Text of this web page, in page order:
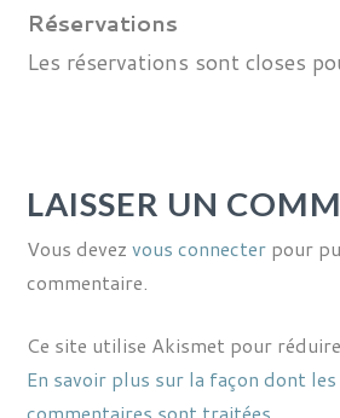
Réservations
Les réservations sont closes
LAISSER UN
Vous devezvous connecter pour
commentaire.
Ce site utilise Akismet pour
En savoir plus sur la façon dont les
commentaires sont traitées